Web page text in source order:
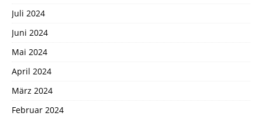
Juli 2024
Juni 2024
Mai 2024
April 2024
März 2024
Februar 2024